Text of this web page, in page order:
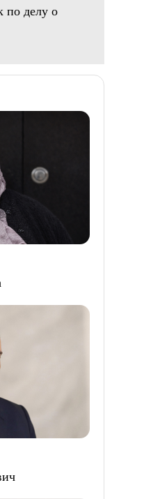
по делу о